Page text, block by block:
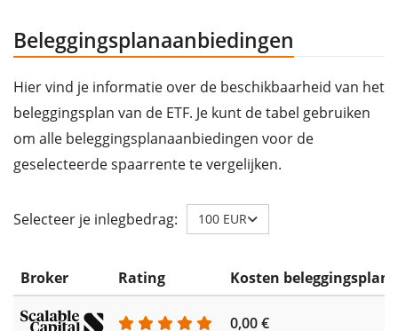
Beleggingsplanaanbiedingen
Hier vind je informatie over de beschikbaarheid van het
beleggingsplan van de ETF. Je kunt de tabel gebruiken
om alle beleggingsplanaanbiedingen voor de
geselecteerde spaarrente te vergelijken.
Selecteer je inlegbedrag: 100 EUR
Broker Rating Kosten beleggingsplan
0,00 €